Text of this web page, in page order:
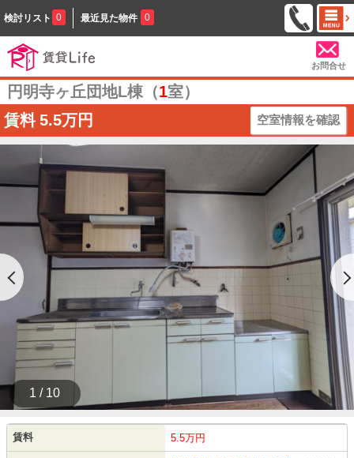
検討リスト 0 最近見た物件 0
お問合せ
円明寺ヶ丘団地L棟（1室）
賃料 5.5万円 空室情報を確認
1 / 10
賃料 5.5万円